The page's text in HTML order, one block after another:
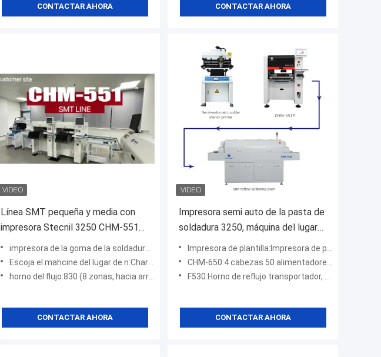
CONTACTAR AHORA CONTACTAR AHORA
Línea SMT pequeña y media con
impresora Stecnil 3250 CHM-551
SMT Pick and Place Machine 830
Horno de reflujo
impresora de la goma de la soldadura:tamaño de mesa de trabajo 3250 (320*500mm)
Escoja el mahcine del lugar de n:Charmhigh CHM-551 (4 cabezas, 50 ranuras de alimentación)
horno del flujo:830 (8 zonas, hacia arriba4+hacia abajo4), 380v
CONTACTAR AHORA
Impresora semi auto de la pasta de
soldadura 3250, máquina del lugar
de la selección de CHM-551P SMT
Impresora de plantilla:Impresora de plantillas semiautomática de alta precisión 3250
CHM-650:4 cabezas 50 alimentadores transportador automático con boquilla de cambio automático
F530:Horno de reflujo transportador, 5 zonas de temperatura
CONTACTAR AHORA